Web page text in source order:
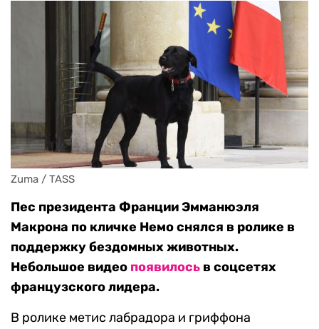
Zuma / TASS
Пес президента Франции Эмманюэля
Макрона по кличке Немо снялся в ролике в
поддержку бездомных животных.
Небольшое видео появилось в соцсетях
французского лидера.
В ролике метис лабрадора и гриффона